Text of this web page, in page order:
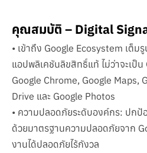
คุณสมบัติ – Digital
• เข้าถึง Google Ecosystem เต็
แอปพลิเคชันลิขสิทธิ์แท้ ไม่ว่าจะเป็น
Google Chrome, Google Maps,
Drive และ Google Photos
• ความปลอดภัยระดับองค์กร: ปก
ด้วยมาตรฐานความปลอดภัยจาก
งานได้ปลอดภัยไร้กังวล